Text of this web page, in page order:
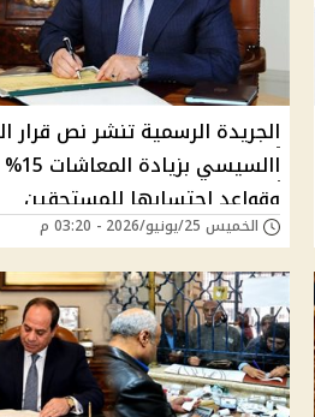
الجريدة الرسمية تنشر نص قرار
وقواعد احتسابها للمستحقين
الخميس 25/يونيو/2026 - 03:20 م